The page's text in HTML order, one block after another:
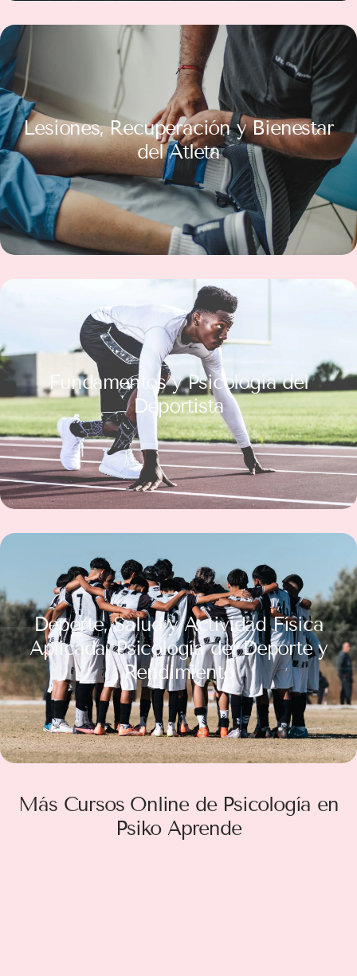
Lesiones, Recuperación y Bienestar
del Atleta
Fundamentos y Psicología del
Deportista
Deporte, Salud y Actividad Física
Aplicada,Psicología del Deporte y
Rendimiento
Más Cursos Online de Psicología en
Psiko Aprende